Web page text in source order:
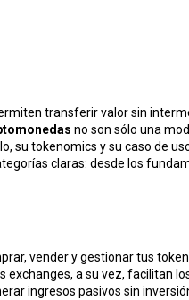
transferir valor sin
no son sólo una
su tokenomics y su caso de
claras: desde los
vender y gestionar tus
exchanges, a su vez, facilitan
ingresos pasivos sin